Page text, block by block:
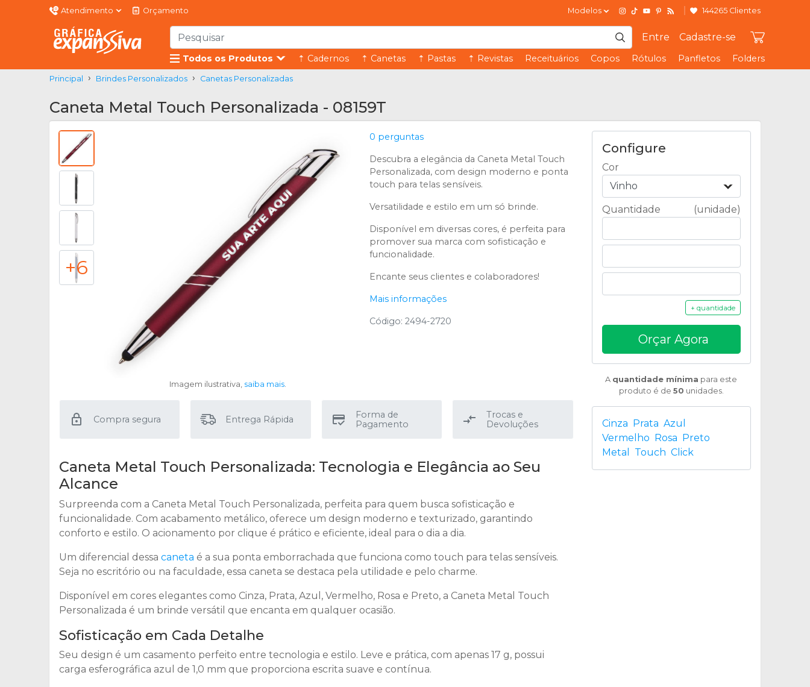
Atendimento Orçamento Modelos 144265 Clientes
Entre Cadastre-se
Todos os Produtos ⇡ Cadernos ⇡ Canetas ⇡ Pastas ⇡ Revistas Receituários Copos Rótulos Panfletos Folders
Principal Brindes Personalizados Canetas Personalizadas
Caneta Metal Touch Personalizada - 08159T
+6
Imagem ilustrativa, saiba mais.
0 perguntas
Descubra a elegância da Caneta Metal Touch
Personalizada, com design moderno e ponta
touch para telas sensíveis.
Versatilidade e estilo em um só brinde.
Disponível em diversas cores, é perfeita para
promover sua marca com sofisticação e
funcionalidade.
Encante seus clientes e colaboradores!
Mais informações
Código: 2494-2720
Compra segura Entrega Rápida
Forma de
Pagamento
Trocas e
Devoluções
Caneta Metal Touch Personalizada: Tecnologia e Elegância ao Seu
Alcance
Surpreenda com a Caneta Metal Touch Personalizada, perfeita para quem busca sofisticação e
funcionalidade. Com acabamento metálico, oferece um design moderno e texturizado, garantindo
conforto e estilo. O acionamento por clique é prático e eficiente, ideal para o dia a dia.
Um diferencial dessa caneta é a sua ponta emborrachada que funciona como touch para telas sensíveis.
Seja no escritório ou na faculdade, essa caneta se destaca pela utilidade e pelo charme.
Disponível em cores elegantes como Cinza, Prata, Azul, Vermelho, Rosa e Preto, a Caneta Metal Touch
Personalizada é um brinde versátil que encanta em qualquer ocasião.
Sofisticação em Cada Detalhe
Seu design é um casamento perfeito entre tecnologia e estilo. Leve e prática, com apenas 17 g, possui
carga esferográfica azul de 1,0 mm que proporciona escrita suave e contínua.
Configure
Cor
Vinho
Quantidade (unidade)
+ quantidade
Orçar Agora
A quantidade mínima para este
produto é de 50 unidades.
Cinza Prata Azul
Vermelho Rosa Preto
Metal
Touch Click